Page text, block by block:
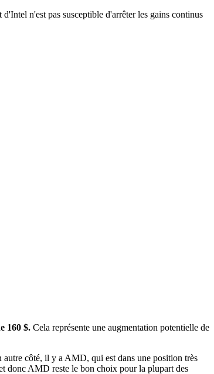
n'est pas susceptible d'arrêter les gains continus
160 $. Cela représente une augmentation potentielle de
autre côté, il y a AMD, qui est dans une position très
donc AMD reste le bon choix pour la plupart des